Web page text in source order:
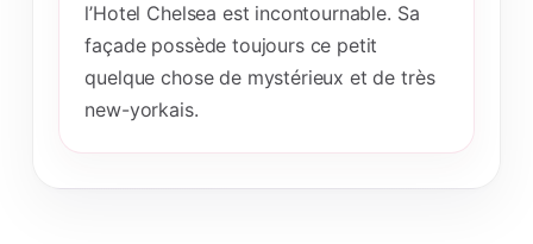
l’Hotel Chelsea est incontournable. Sa
façade possède toujours ce petit
quelque chose de mystérieux et de très
new-yorkais.